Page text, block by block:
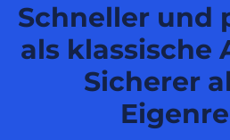
Schneller und
als klassische
Sicherer